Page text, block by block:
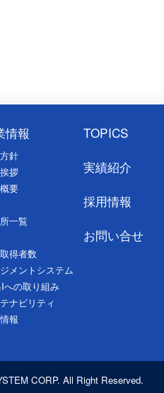
情報
針
拶
要
一覧
得者数
メントシステム
への取り組み
ナビリティ
報
TOPICS
実績紹介
採用情報
お問い合せ
CORP. All Right Reserved.